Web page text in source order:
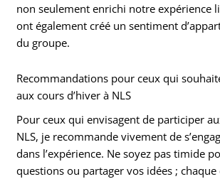
non seulement enrichi notre expérience
ont également créé un sentiment
du groupe.
Recommandations pour ceux qui
aux cours d’hiver à NLS
Pour ceux qui envisagent de participer
NLS, je recommande vivement de
dans l’expérience. Ne soyez pas timide
questions ou partager vos idées ;